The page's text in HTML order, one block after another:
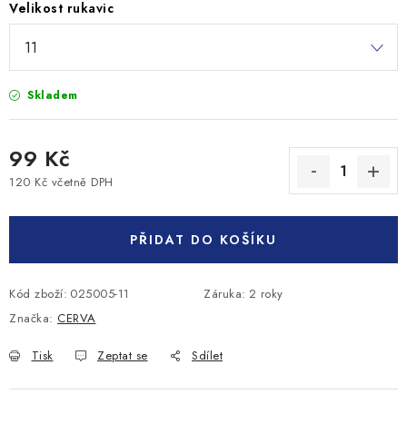
Velikost rukavic
Skladem
99 Kč
120 Kč včetně DPH
PŘIDAT DO KOŠÍKU
Kód zboží: 025005-11 Záruka: 2 roky
Značka: CERVA
Tisk Zeptat se Sdílet